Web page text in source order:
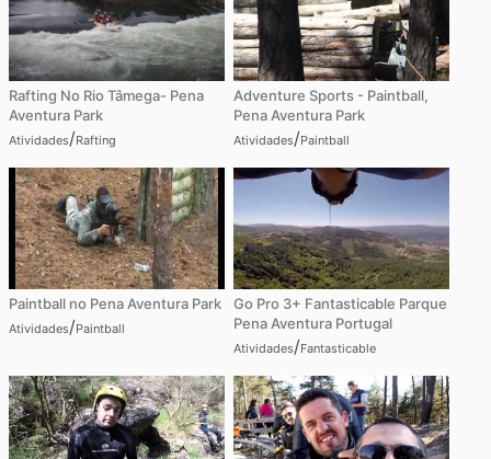
Rafting No Rio Tâmega- Pena
Aventura Park
Atividades/Rafting
Adventure Sports - Paintball,
Pena Aventura Park
Atividades/Paintball
Paintball no Pena Aventura Park
Atividades/Paintball
Go Pro 3+ Fantasticable Parque
Pena Aventura Portugal
Atividades/Fantasticable